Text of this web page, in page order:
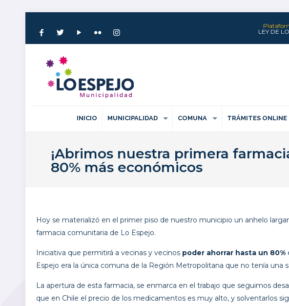
LEY DE
INICIO MUNICIPALIDAD COMUNA TRÁMITES ONLINE
¡Abrimos nuestra primera
80% más económicos
Hoy se materializó en el primer piso de nuestro municipio un anhelo
farmacia comunitaria de Lo Espejo.
Iniciativa que permitirá a vecinas y vecinos poder ahorrar hasta un 80%
Espejo era la única comuna de la Región Metropolitana que no tenía una
La apertura de esta farmacia, se enmarca en el trabajo que seguimos
que en Chile el precio de los medicamentos es muy alto, y solventarlos